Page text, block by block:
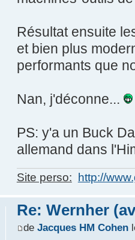
Résultat ensuite
et bien plus
performants que
Nan, j'déconne...
PS: y'a un Buck
allemand dans
Site perso: http://
Re: Wernher
de Jacques HM Cohen